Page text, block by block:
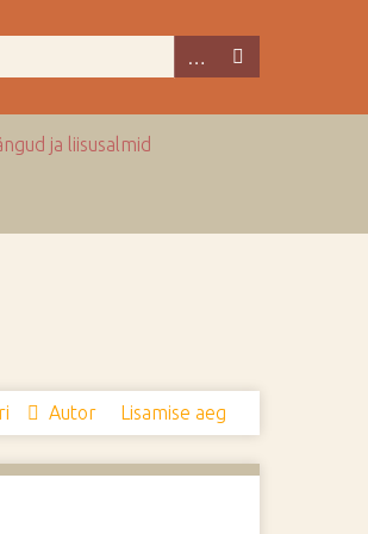
ja liisusalmid
Autor Lisamise aeg